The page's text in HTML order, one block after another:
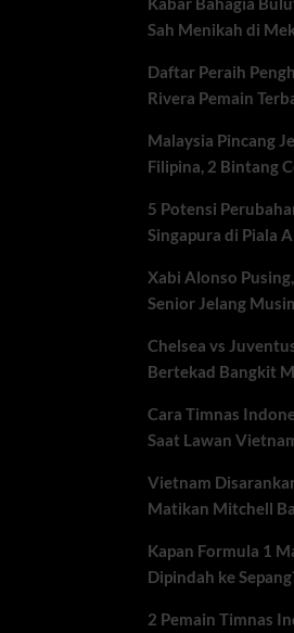
Sah Menikah di
Daftar Peraih
Rivera Pemain
Malaysia Pincang
Filipina, 2 Bintang
5 Potensi
Singapura di Piala
Xabi Alonso
Senior Jelang
Chelsea vs
Bertekad Bangkit
Cara Timnas
Saat Lawan
Vietnam
Matikan Mitchell
Kapan Formula 1
Dipindah ke
2 Pemain Timnas